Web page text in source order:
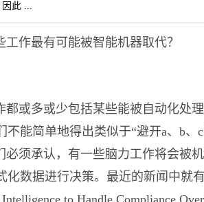
此 ...
作最有可能被智能机器取代？
都或多或少包括某些能被自动化处
能简单地得出类似于“避开a、b、
必须承认，有一些脑力工作将会被
化数据进行决策。最近的新闻中就
to Handle Compliance